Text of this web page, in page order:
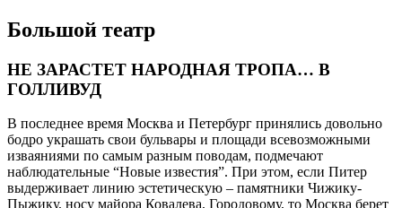
Большой театр
НЕ ЗАРАСТЕТ НАРОДНАЯ ТРОПА… В
ГОЛЛИВУД
В последнее время Москва и Петербург принялись довольно
бодро украшать свои бульвары и площади всевозможными
изваяниями по самым разным поводам, подмечают
наблюдательные “Новые известия”. При этом, если Питер
выдерживает линию эстетическую – памятники Чижику-
Пыжику, носу майора Ковалева, Городовому, то Москва берет